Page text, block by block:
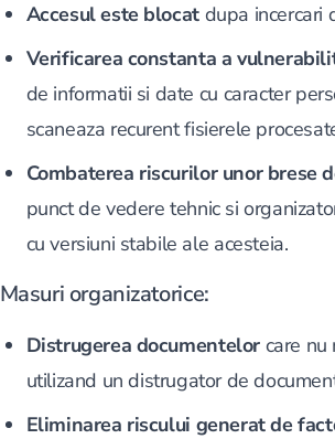
Accesul este blocatdupa incercari
Verificarea constanta a
de informatii si date cu caracter
scaneaza recurent fisierele
Combaterea riscurilor unor brese
punct de vedere tehnic si
cu versiuni stabile ale acesteia.
Masuri organizatorice:
Distrugerea documentelorcare nu
utilizand un distrugator de
Eliminarea riscului generat de